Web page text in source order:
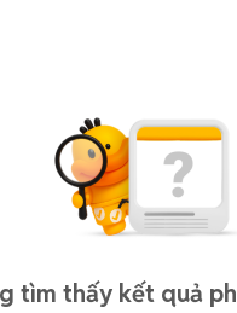
tìm thấy kết quả